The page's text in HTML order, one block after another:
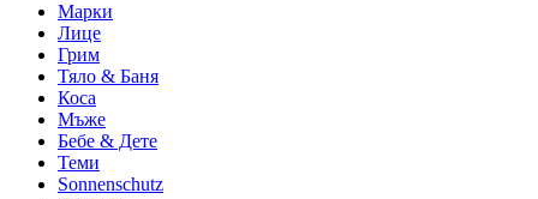
Марки
Лице
Грим
Тяло & Баня
Коса
Мъже
Бебе & Дете
Теми
Sonnenschutz